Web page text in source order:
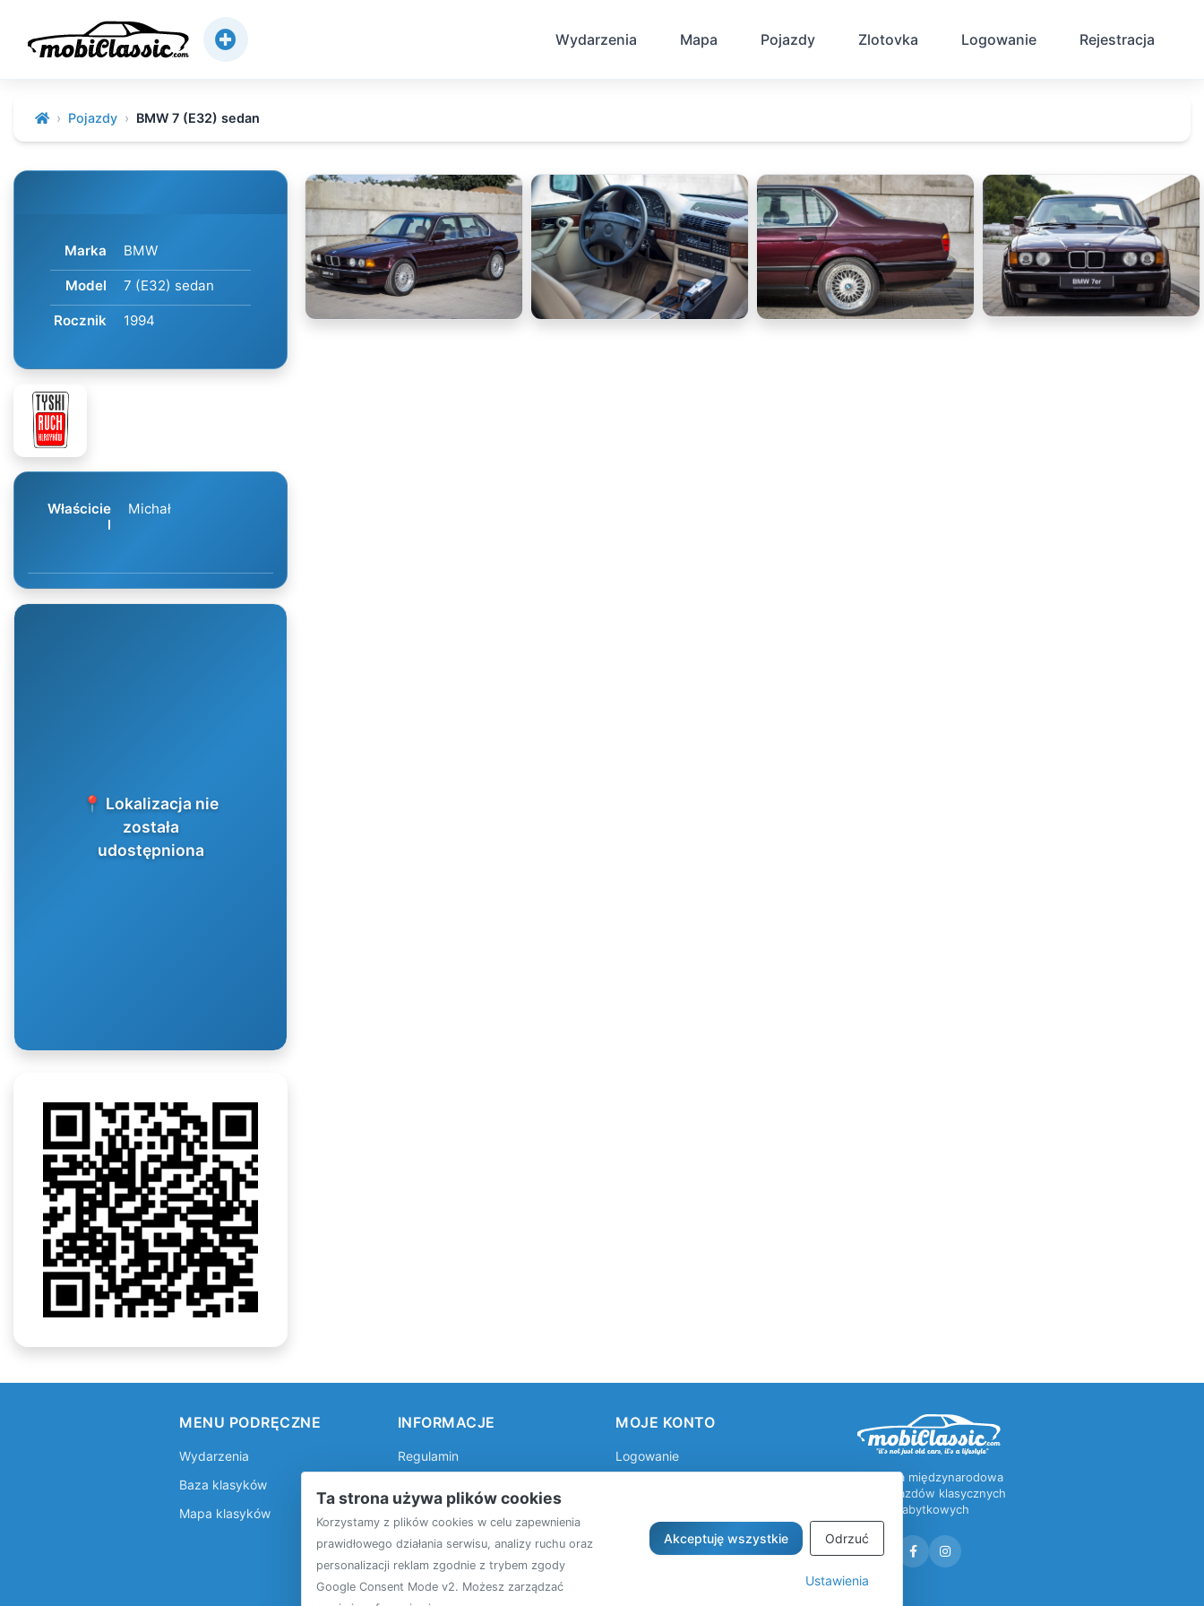
Wydarzenia Mapa Pojazdy Zlotovka Logowanie Rejestracja
Pojazdy BMW 7 (E32) sedan
Marka BMW
Model 7 (E32) sedan
Rocznik 1994
Właścicie
l
Michał
MENU PODRĘCZNE
Wydarzenia
Baza klasyków
Mapa klasyków
INFORMACJE
Regulamin
MOJE KONTO
Logowanie
Pierwsza międzynarodowa
baza pojazdów klasycznych
i zabytkowych
Ta strona używa plików cookies
Korzystamy z plików cookies w celu zapewnienia
prawidłowego działania serwisu, analizy ruchu oraz
personalizacji reklam zgodnie z trybem zgody
Google Consent Mode v2. Możesz zarządzać
Akceptuję wszystkie Odrzuć
Ustawienia